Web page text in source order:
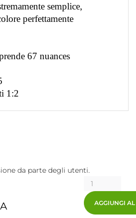
semplice,
perfettamente
67 nuances
1:2
da parte degli utenti.
AGGIUNGI